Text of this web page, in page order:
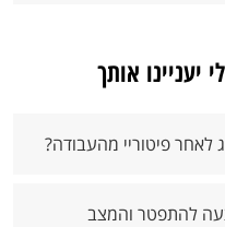
יעניינו אותך
לאחר פיטוריי מהעבודה?
להתפטר והמצב